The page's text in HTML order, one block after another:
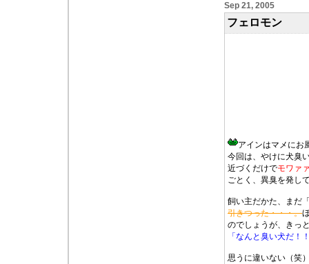
Sep 21, 2005
フェロモン
アインはマメにお
今回は、やけに犬臭
近づくだけでモワァ
ごとく、異臭を発し
飼い主だかた、まだ
引きつった・・・。
のでしょうが、きっ
「なんと臭い犬だ！
思うに違いない（笑